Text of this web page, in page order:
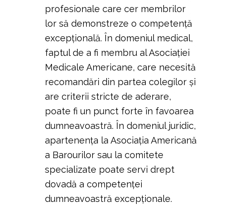
profesionale care cer membrilor
lor să demonstreze o competență
excepțională. În domeniul medical,
faptul de a fi membru al Asociației
Medicale Americane, care necesită
recomandări din partea colegilor și
are criterii stricte de aderare,
poate fi un punct forte în favoarea
dumneavoastră. În domeniul juridic,
apartenența la Asociația Americană
a Barourilor sau la comitete
specializate poate servi drept
dovadă a competenței
dumneavoastră excepționale.